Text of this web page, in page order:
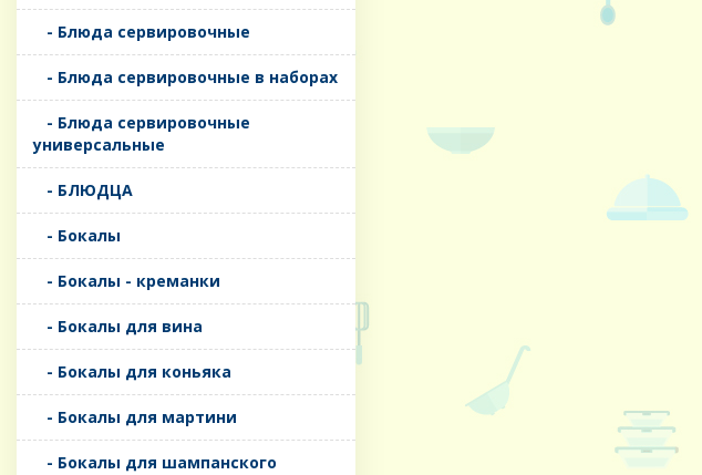
- Блюда сервировочные
- Блюда сервировочные в наборах
- Блюда сервировочные
универсальные
- БЛЮДЦА
- Бокалы
- Бокалы - креманки
- Бокалы для вина
- Бокалы для коньяка
- Бокалы для мартини
- Бокалы для шампанского